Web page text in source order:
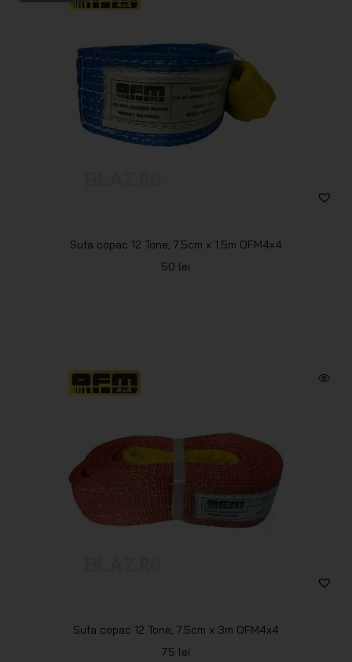
Sufa copac 12 Tone, 7.5cm x 1.5m OFM4x4
50 lei
Sufa copac 12 Tone, 7.5cm x 3m OFM4x4
75 lei